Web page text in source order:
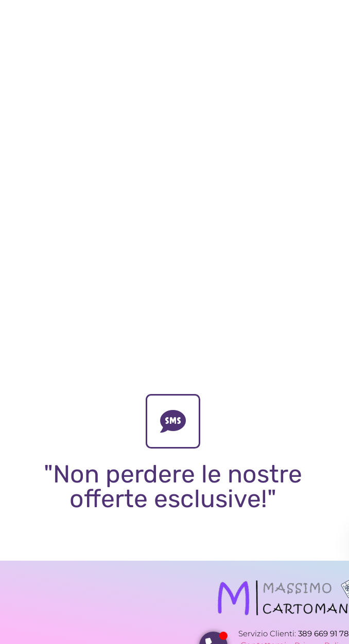
"Non perdere le nostre
offerte esclusive!"
Servizio Clienti: 389 669 91 78